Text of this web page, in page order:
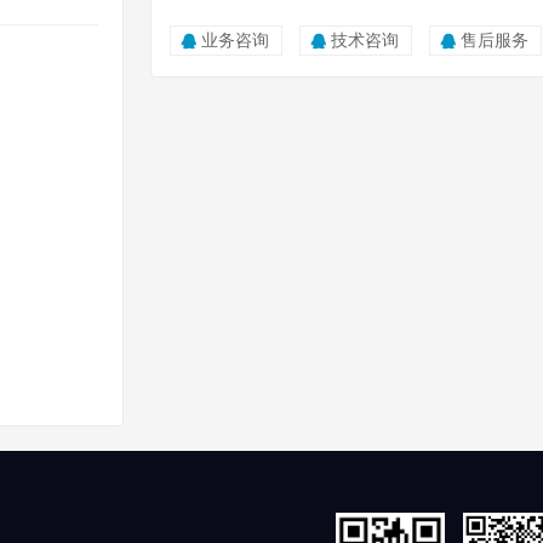
业务咨询 技术咨询 售后服务